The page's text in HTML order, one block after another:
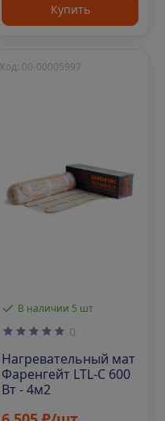
Купить
В наличии 5 шт
Код: 00-00005997
0
Нагревательный мат
Фаренгейт LTL-C 600
Вт - 4м2